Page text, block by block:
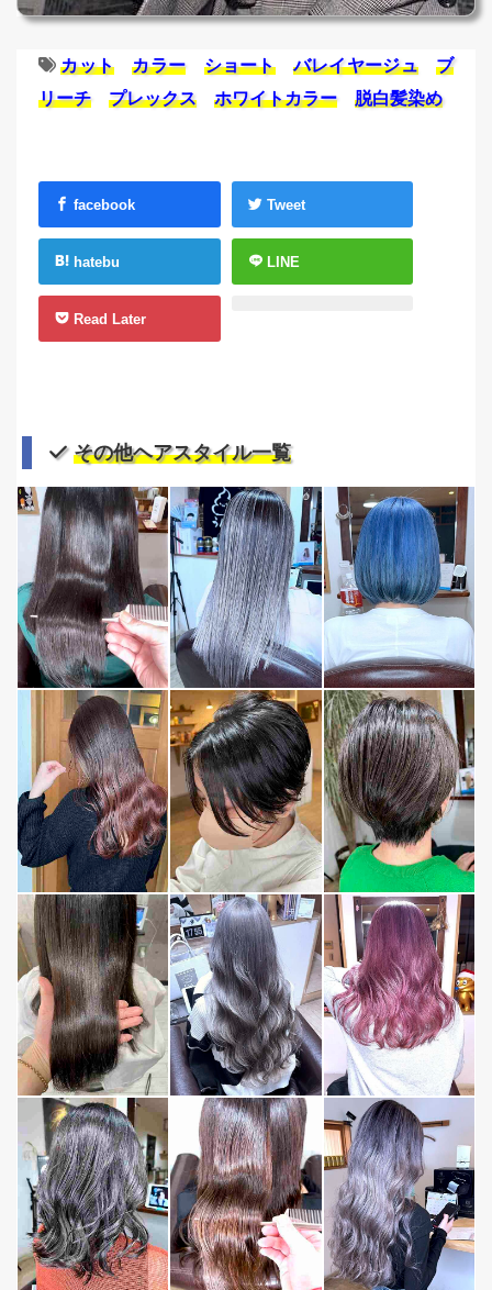
カット カラー ショート バレイヤージュ
ブ
リーチ
プレックス ホワイトカラー 脱白髪染め
facebook Tweet
hatebu LINE
Read Later
その他ヘアスタイル一覧